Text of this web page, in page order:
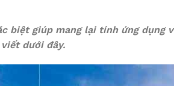
giúp mang lại tính ứng dụng
dưới đây.